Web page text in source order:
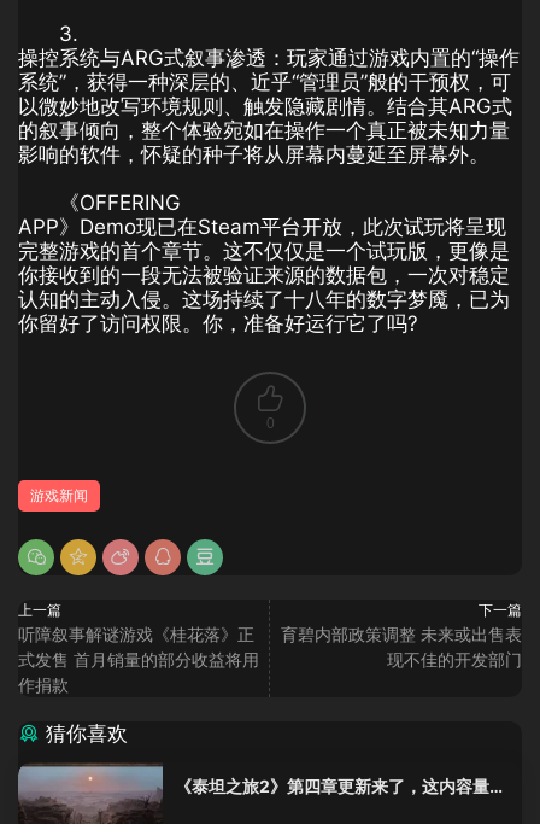
3.
操控系统与ARG式叙事渗透：玩家通过游戏内置的“操作
系统”，获得一种深层的、近乎“管理员”般的干预权，可
以微妙地改写环境规则、触发隐藏剧情。结合其ARG式
的叙事倾向，整个体验宛如在操作一个真正被未知力量
影响的软件，怀疑的种子将从屏幕内蔓延至屏幕外。
《OFFERING
APP》Demo现已在Steam平台开放，此次试玩将呈现
完整游戏的首个章节。这不仅仅是一个试玩版，更像是
你接收到的一段无法被验证来源的数据包，一次对稳定
认知的主动入侵。这场持续了十八年的数字梦魇，已为
你留好了访问权限。你，准备好运行它了吗?
0
游戏新闻
上一篇
听障叙事解谜游戏《桂花落》正
式发售 首月销量的部分收益将用
作捐款
下一篇
育碧内部政策调整 未来或出售表
现不佳的开发部门
猜你喜欢
《泰坦之旅2》第四章更新来了，这内容量感